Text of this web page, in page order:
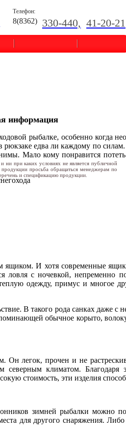
Телефон:
8(8362) 330-440, 41-20-21
информация
рыбалке, особенно когда
едва ли каждому по
Мало кому понравится
И хотя современные
с ночевкой, непременно
одежду, примус и многое
В такого рода санках даже
обычное корыто,
легок, прочен и не
климатом.
стоимость, эти изделия
зимней рыбалки можно
для другого снаряжения.
при каких условиях не является публичной
просьба обращаться менеджерам по
и спецификацию продукции.